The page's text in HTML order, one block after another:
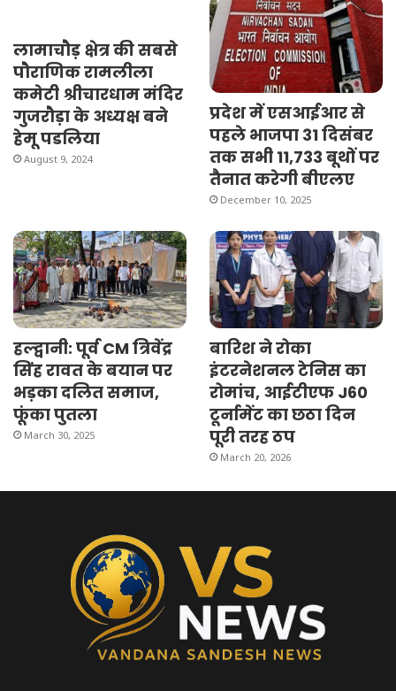
लामाचौड़ क्षेत्र की सबसे
पौराणिक रामलीला
कमेटी श्रीचारधाम मंदिर
गुजरौड़ा के अध्यक्ष बने
हेमू पडलिया
August 9, 2024
प्रदेश में एसआईआर से
पहले भाजपा 31 दिसंबर
तक सभी 11,733 बूथों पर
तैनात करेगी बीएलए
December 10, 2025
हल्द्वानी: पूर्व CM त्रिवेंद्र
सिंह रावत के बयान पर
भड़का दलित समाज,
फूंका पुतला
March 30, 2025
बारिश ने रोका
इंटरनेशनल टेनिस का
रोमांच, आईटीएफ J60
टूर्नामेंट का छठा दिन
पूरी तरह ठप
March 20, 2026